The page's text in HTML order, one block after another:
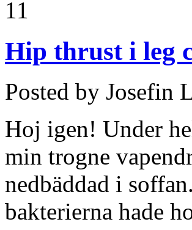
11
Hip thrust i leg
Posted by Josefin
Hoj igen! Under
min trogne
nedbäddad i
bakterierna hade